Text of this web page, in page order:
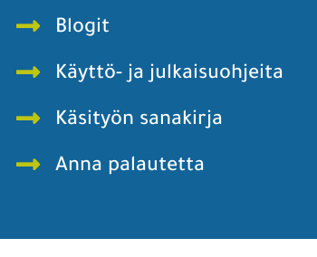
Blogit
Käyttö- ja julkaisuohjeita
Käsityön sanakirja
Anna palautetta